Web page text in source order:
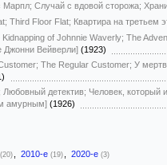
Марпл; Случай с вдовой сторожа;
Third Floor Flat; Квартира на третьем
Kidnapping of Johnnie Waverly; The
Джонни Вейверли] (1923)
The Regular Customer; У
детектив; Человек,
амурным] (1926)
(20) 2010-е (19) 2020-е (3)